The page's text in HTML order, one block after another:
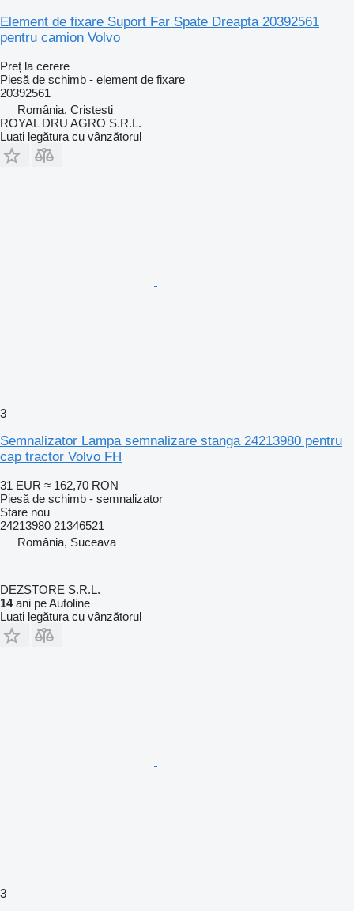
Element de fixare Suport Far Spate Dreapta 20392561
pentru camion Volvo
Preț la cerere
Piesă de schimb - element de fixare
20392561
România, Cristesti
ROYAL DRU AGRO S.R.L.
Luați legătura cu vânzătorul
3
Semnalizator Lampa semnalizare stanga 24213980 pentru
cap tractor Volvo FH
31 EUR ≈ 162,70 RON
Piesă de schimb - semnalizator
Stare nou
24213980 21346521
România, Suceava
DEZSTORE S.R.L.
14ani pe Autoline
Luați legătura cu vânzătorul
3